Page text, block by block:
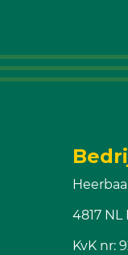
4817 NL
KvK nr: